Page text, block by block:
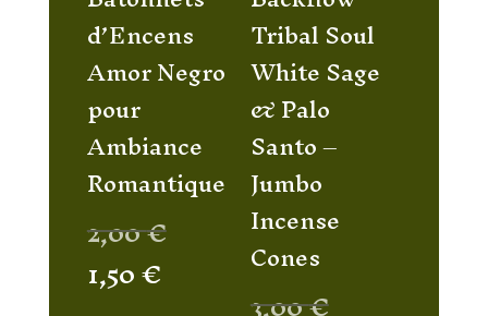
d’Encens
Amor Negro
pour
Ambiance
Romantique
2,00€Le
1,50€Le
Tribal Soul
White Sage
& Palo
Santo –
Jumbo
Incense
Cones